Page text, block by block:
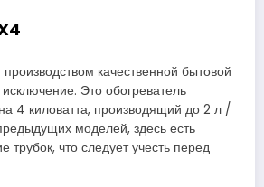
качественной бытовой
Это обогреватель
4 киловатта, производящий до 2 л /
моделей, здесь есть
трубок, что следует учесть перед